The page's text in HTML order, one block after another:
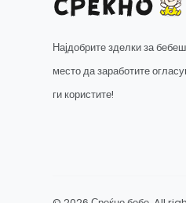
Најдобрите зделки за
место да заработите
ги користите!